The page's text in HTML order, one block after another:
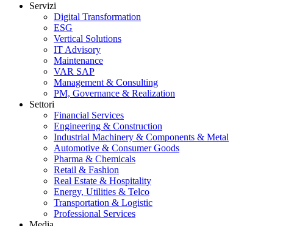
Servizi
Digital Transformation
ESG
Vertical Solutions
IT Advisory
Maintenance
VAR SAP
Management & Consulting
PM, Governance & Realization
Settori
Financial Services
Engineering & Construction
Industrial Machinery & Components & Metal
Automotive & Consumer Goods
Pharma & Chemicals
Retail & Fashion
Real Estate & Hospitality
Energy, Utilities & Telco
Transportation & Logistic
Professional Services